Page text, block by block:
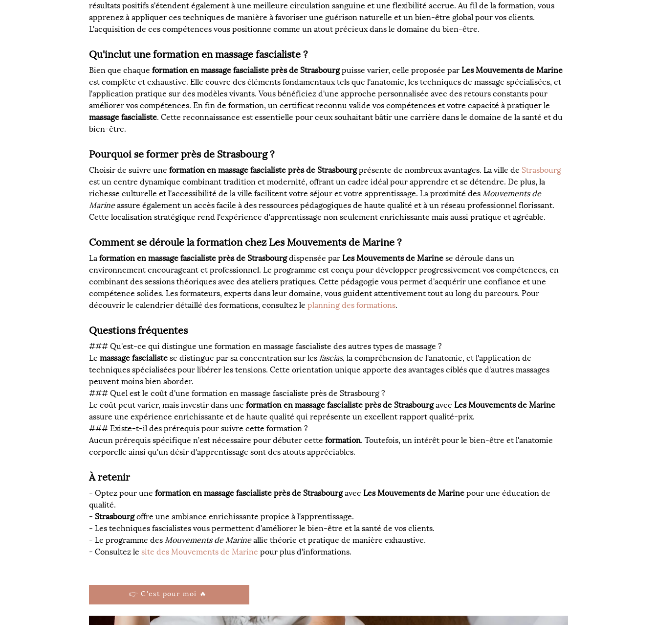
résultats positifs s'étendent également à une meilleure circulation sanguine et une flexibilité accrue. Au fil de la formation, vous
apprenez à appliquer ces techniques de manière à favoriser une guérison naturelle et un bien-être global pour vos clients.
L'acquisition de ces compétences vous positionne comme un atout précieux dans le domaine du bien-être.
Qu'inclut une formation en massage fascialiste ?
Bien que chaque formation en massage fascialiste près de Strasbourg puisse varier, celle proposée par Les Mouvements de Marine
est complète et exhaustive. Elle couvre des éléments fondamentaux tels que l'anatomie, les techniques de massage spécialisées, et
l'application pratique sur des modèles vivants. Vous bénéficiez d'une approche personnalisée avec des retours constants pour
améliorer vos compétences. En fin de formation, un certificat reconnu valide vos compétences et votre capacité à pratiquer le
massage fascialiste. Cette reconnaissance est essentielle pour ceux souhaitant bâtir une carrière dans le domaine de la santé et du
bien-être.
Pourquoi se former près de Strasbourg ?
Choisir de suivre une formation en massage fascialiste près de Strasbourg présente de nombreux avantages. La ville de Strasbourg
est un centre dynamique combinant tradition et modernité, offrant un cadre idéal pour apprendre et se détendre. De plus, la
richesse culturelle et l'accessibilité de la ville facilitent votre séjour et votre apprentissage. La proximité des Mouvements de
Marine assure également un accès facile à des ressources pédagogiques de haute qualité et à un réseau professionnel florissant.
Cette localisation stratégique rend l'expérience d'apprentissage non seulement enrichissante mais aussi pratique et agréable.
Comment se déroule la formation chez Les Mouvements de Marine ?
La formation en massage fascialiste près de Strasbourg dispensée par Les Mouvements de Marine se déroule dans un
environnement encourageant et professionnel. Le programme est conçu pour développer progressivement vos compétences, en
combinant des sessions théoriques avec des ateliers pratiques. Cette pédagogie vous permet d'acquérir une confiance et une
compétence solides. Les formateurs, experts dans leur domaine, vous guident attentivement tout au long du parcours. Pour
découvrir le calendrier détaillé des formations, consultez le planning des formations.
Questions fréquentes
### Qu'est-ce qui distingue une formation en massage fascialiste des autres types de massage ?
Le massage fascialiste se distingue par sa concentration sur les fascias, la compréhension de l'anatomie, et l'application de
techniques spécialisées pour libérer les tensions. Cette orientation unique apporte des avantages ciblés que d'autres massages
peuvent moins bien aborder.
### Quel est le coût d'une formation en massage fascialiste près de Strasbourg ?
Le coût peut varier, mais investir dans une formation en massage fascialiste près de Strasbourg avec Les Mouvements de Marine
assure une expérience enrichissante et de haute qualité qui représente un excellent rapport qualité-prix.
### Existe-t-il des prérequis pour suivre cette formation ?
Aucun prérequis spécifique n’est nécessaire pour débuter cette formation. Toutefois, un intérêt pour le bien-être et l'anatomie
corporelle ainsi qu'un désir d'apprentissage sont des atouts appréciables.
À retenir
- Optez pour une formation en massage fascialiste près de Strasbourg avec Les Mouvements de Marine pour une éducation de
qualité.
- Strasbourg offre une ambiance enrichissante propice à l'apprentissage.
- Les techniques fascialistes vous permettent d'améliorer le bien-être et la santé de vos clients.
- Le programme des Mouvements de Marine allie théorie et pratique de manière exhaustive.
- Consultez le site des Mouvements de Marine pour plus d'informations.
👉 C'est pour moi 🔥